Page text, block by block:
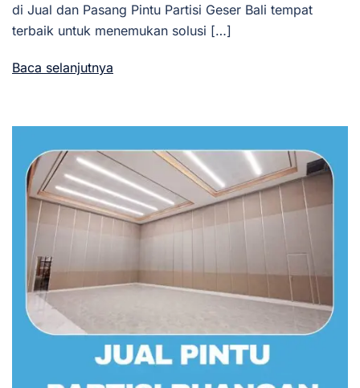
di Jual dan Pasang Pintu Partisi Geser Bali tempat
terbaik untuk menemukan solusi […]
Baca selanjutnya